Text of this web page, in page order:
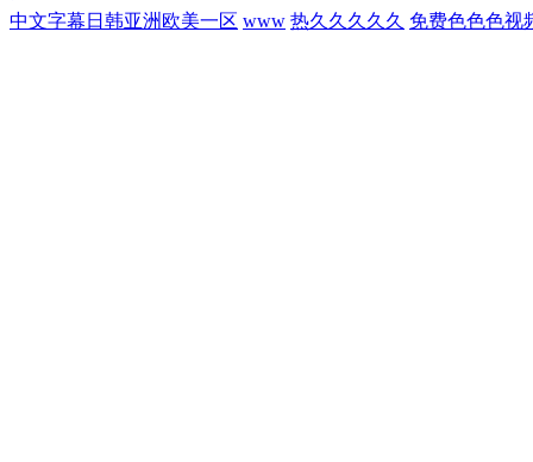
中文字幕日韩亚洲欧美一区 www 热久久久久久 免费色色色视